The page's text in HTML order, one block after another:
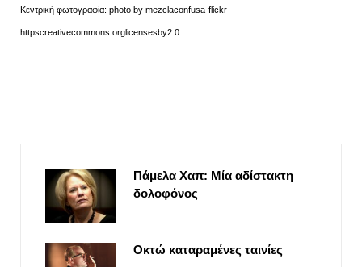
Κεντρική φωτογραφία: photo by mezclaconfusa-flickr-
httpscreativecommons.orglicensesby2.0
Πάμελα Χαπ: Μία αδίστακτη
δολοφόνος
Οκτώ καταραμένες ταινίες